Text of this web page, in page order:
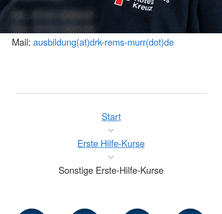
Tel.: 07151 2002-67
Fax: 07151 2002-52
Mail: ausbildung(at)drk-rems-murr(dot)de
Start
Erste Hilfe-Kurse
Sonstige Erste-Hilfe-Kurse